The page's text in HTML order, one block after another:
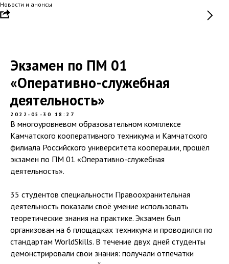
Новости и анонсы
Экзамен по ПМ 01
«Оперативно-служебная
деятельность»
2022-05-30 18:27
В многоуровневом образовательном комплексе
Камчатского кооперативного техникума и Камчатского
филиала Российского университета кооперации, прошёл
экзамен по ПМ 01 «Оперативно-служебная
деятельность».
35 студентов специальности Правоохранительная
деятельность показали своё умение использовать
теоретические знания на практике. Экзамен был
организован на 6 площадках техникума и проводился по
стандартам WorldSkills. В течение двух дней студенты
демонстрировали свои знания: получали отпечатки